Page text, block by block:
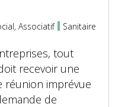
Associatif Sanitaire
tout
recevoir une
réunion imprévue
de